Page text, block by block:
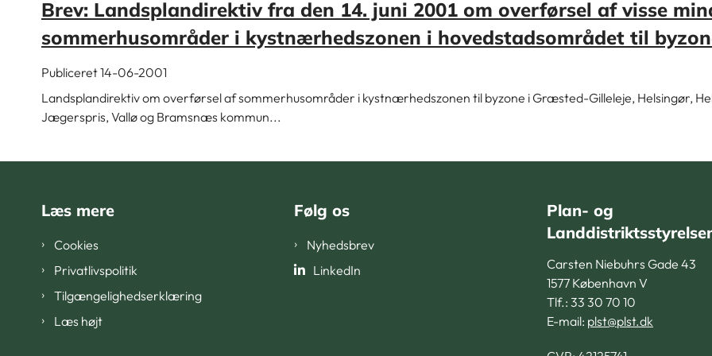
Brev: Landsplandirektiv fra den 14. juni 2001 om overførsel af visse
sommerhusområder i kystnærhedszonen i hovedstadsområdet til
Publiceret 14-06-2001
Landsplandirektiv om overførsel af sommerhusområder i kystnærhedszonen til byzone i Græsted-Gilleleje, Helsingør,
Jægerspris, Vallø og Bramsnæs kommun...
Læs mere
Cookies
Privatlivspolitik
Tilgængelighedserklæring
Læs højt
Følg os
Nyhedsbrev
LinkedIn
Plan- og
Carsten Niebuhrs Gade 43
1577 København V
Tlf.: 33 30 70 10
E-mail: plst@plst.dk